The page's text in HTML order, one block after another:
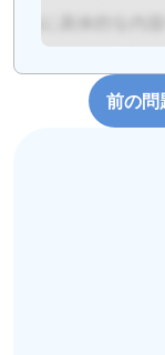
前の問